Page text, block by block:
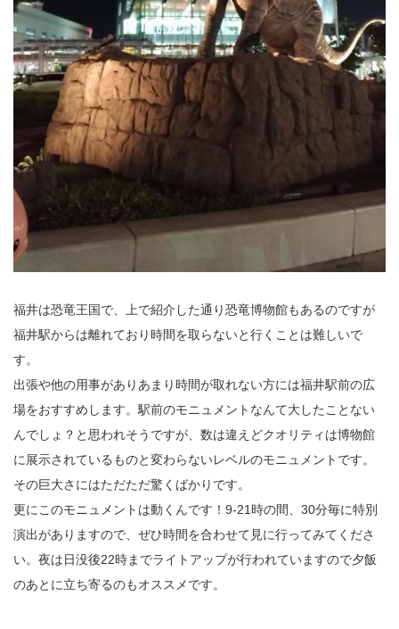
福井は恐竜王国で、上で紹介した通り恐竜博物館もあるのですが
福井駅からは離れており時間を取らないと行くことは難しいで
す。
出張や他の用事がありあまり時間が取れない方には福井駅前の広
場をおすすめします。駅前のモニュメントなんて大したことない
んでしょ？と思われそうですが、数は違えどクオリティは博物館
に展示されているものと変わらないレベルのモニュメントです。
その巨大さにはただただ驚くばかりです。
更にこのモニュメントは動くんです！9-21時の間、30分毎に特別
演出がありますので、ぜひ時間を合わせて見に行ってみてくださ
い。夜は日没後22時までライトアップが行われていますので夕飯
のあとに立ち寄るのもオススメです。